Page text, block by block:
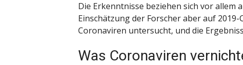
Die Erkenntnisse beziehen sich vor allem
Einschätzung der Forscher aber auf
Coronaviren untersucht, und die
Was Coronaviren